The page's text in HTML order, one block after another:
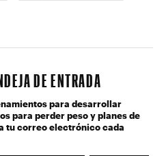
DE ENTRADA
para desarrollar
para perder peso y planes de
tu correo electrónico cada